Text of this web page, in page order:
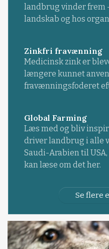
landbrug vinder frem
landskab og hos
Zinkfri fravænning
Medicinsk zink er
længere kunnet
fravænningsfoderet
Global Farming
Læs med og bliv
driver landbrug i alle
Saudi-Arabien til
kan læse om det her.
Se flere